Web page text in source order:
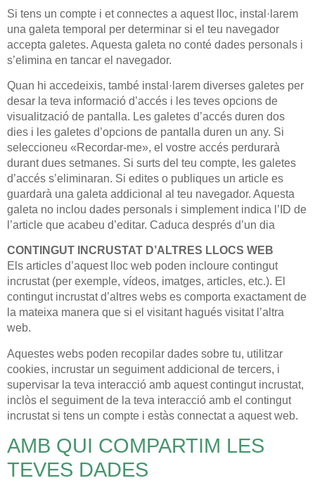
Si tens un compte i et connectes a aquest lloc, instal·larem
una galeta temporal per determinar si el teu navegador
accepta galetes. Aquesta galeta no conté dades personals i
s’elimina en tancar el navegador.
Quan hi accedeixis, també instal·larem diverses galetes per
desar la teva informació d’accés i les teves opcions de
visualització de pantalla. Les galetes d’accés duren dos
dies i les galetes d’opcions de pantalla duren un any. Si
seleccioneu «Recordar-me», el vostre accés perdurarà
durant dues setmanes. Si surts del teu compte, les galetes
d’accés s’eliminaran. Si edites o publiques un article es
guardarà una galeta addicional al teu navegador. Aquesta
galeta no inclou dades personals i simplement indica l’ID de
l’article que acabeu d’editar. Caduca després d’un dia
CONTINGUT INCRUSTAT D’ALTRES LLOCS WEB
Els articles d’aquest lloc web poden incloure contingut
incrustat (per exemple, vídeos, imatges, articles, etc.). El
contingut incrustat d’altres webs es comporta exactament de
la mateixa manera que si el visitant hagués visitat l’altra
web.
Aquestes webs poden recopilar dades sobre tu, utilitzar
cookies, incrustar un seguiment addicional de tercers, i
supervisar la teva interacció amb aquest contingut incrustat,
inclòs el seguiment de la teva interacció amb el contingut
incrustat si tens un compte i estàs connectat a aquest web.
AMB QUI COMPARTIM LES
TEVES DADES